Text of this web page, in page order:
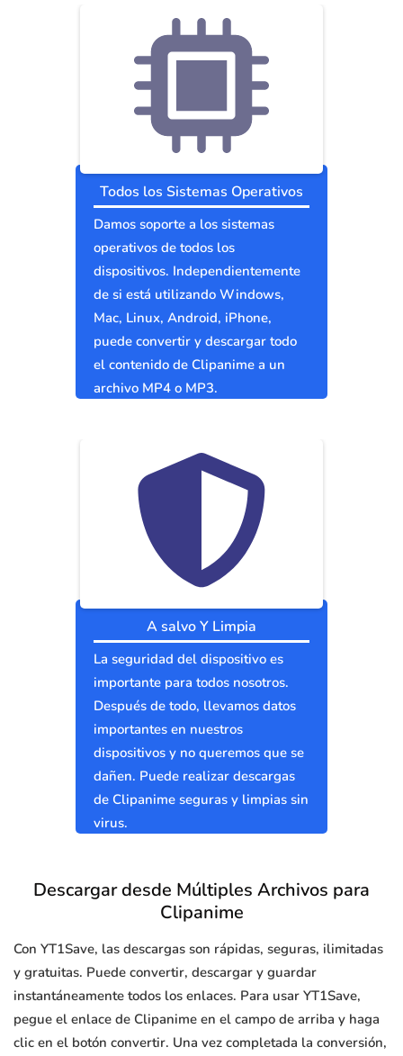
Todos los Sistemas Operativos
Damos soporte a los sistemas
operativos de todos los
dispositivos. Independientemente
de si está utilizando Windows,
Mac, Linux, Android, iPhone,
puede convertir y descargar todo
el contenido de Clipanime a un
archivo MP4 o MP3.
A salvo Y Limpia
La seguridad del dispositivo es
importante para todos nosotros.
Después de todo, llevamos datos
importantes en nuestros
dispositivos y no queremos que se
dañen. Puede realizar descargas
de Clipanime seguras y limpias sin
virus.
Descargar desde Múltiples Archivos para
Clipanime
Con YT1Save, las descargas son rápidas, seguras, ilimitadas
y gratuitas. Puede convertir, descargar y guardar
instantáneamente todos los enlaces. Para usar YT1Save,
pegue el enlace de Clipanime en el campo de arriba y haga
clic en el botón convertir. Una vez completada la conversión,